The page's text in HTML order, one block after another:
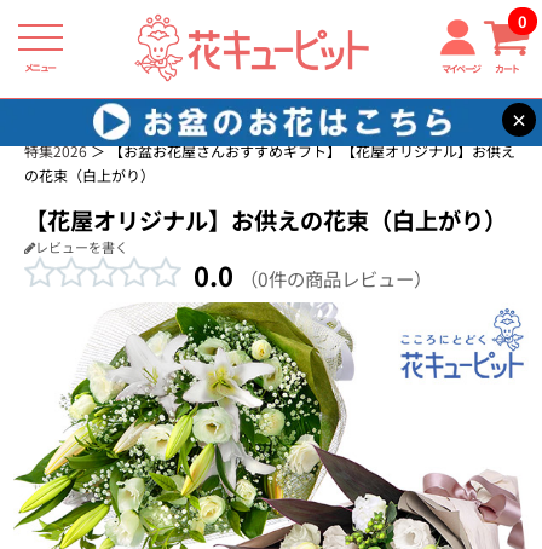
メニュー マイページ カート
0
×
花キューピット お供え花・お悔み花 商品一覧
お盆 花（新盆・初盆）
特集2026
【お盆お花屋さんおすすめギフト】【花屋オリジナル】お供え
の花束（白上がり）
【花屋オリジナル】お供えの花束（白上がり）
レビューを書く
0.0 （0件の商品レビュー）